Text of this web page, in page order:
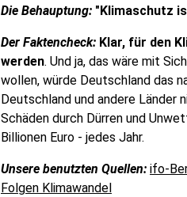
Die Behauptung: "Klimaschutz
Der Faktencheck: Klar, für den
werden. Und ja, das wäre mit
wollen, würde Deutschland das
Deutschland und andere Länder
Schäden durch Dürren und
Billionen Euro - jedes Jahr.
Unsere benutzten Quellen: ifo-
Folgen Klimawandel